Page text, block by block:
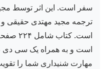
سفر است. این اثر توسط
ترجمه مجید مهتدی حقیقی و
است.
است و به همراه یک سی دی
مهارت شنیداری شما را